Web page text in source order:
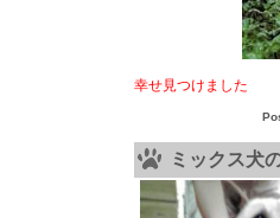
幸せ見つけました
ミックス犬